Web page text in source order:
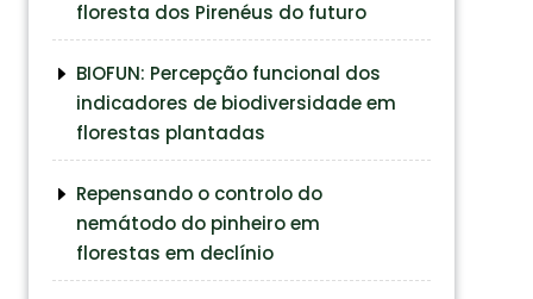
floresta dos Pirenéus do futuro
BIOFUN: Percepção funcional dos
indicadores de biodiversidade em
florestas plantadas
Repensando o controlo do
nemátodo do pinheiro em
florestas em declínio